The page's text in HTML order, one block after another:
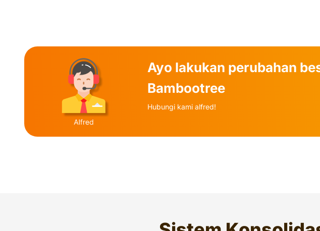
Ayo lakukan perubahan
Bambootree
Hubungi kami alfred!